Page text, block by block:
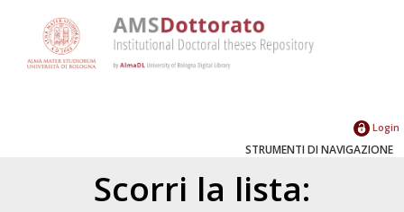
Login
STRUMENTI DI NAVIGAZIONE
Scorri la lista: